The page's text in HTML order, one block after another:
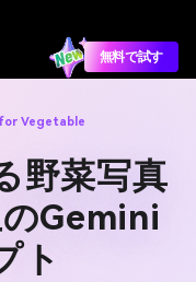
無料で試す
Vegetable
野菜写真
Gemini
ト